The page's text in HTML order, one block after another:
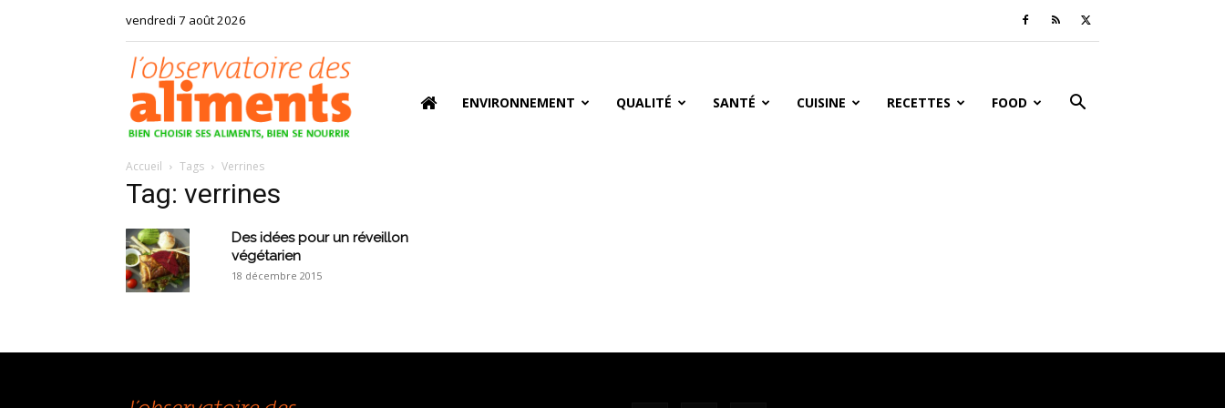
vendredi 7 août 2026
ENVIRONNEMENT QUALITÉ SANTÉ CUISINE RECETTES FOOD
Accueil Tags Verrines
Tag: verrines
Des idées pour un réveillon
végétarien
18 décembre 2015